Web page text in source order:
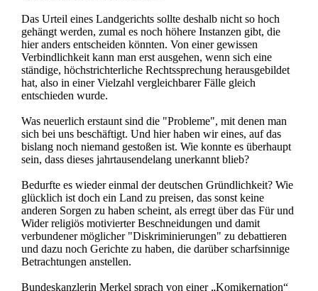
Das Urteil eines Landgerichts sollte deshalb nicht so hoch
gehängt werden, zumal es noch höhere Instanzen gibt, die
hier anders entscheiden könnten. Von einer gewissen
Verbindlichkeit kann man erst ausgehen, wenn sich eine
ständige, höchstrichterliche Rechtssprechung herausgebildet
hat, also in einer Vielzahl vergleichbarer Fälle gleich
entschieden wurde.
Was neuerlich erstaunt sind die "Probleme", mit denen man
sich bei uns beschäftigt. Und hier haben wir eines, auf das
bislang noch niemand gestoßen ist. Wie konnte es überhaupt
sein, dass dieses jahrtausendelang unerkannt blieb?
Bedurfte es wieder einmal der deutschen Gründlichkeit? Wie
glücklich ist doch ein Land zu preisen, das sonst keine
anderen Sorgen zu haben scheint, als erregt über das Für und
Wider religiös motivierter Beschneidungen und damit
verbundener möglicher "Diskriminierungen" zu debattieren
und dazu noch Gerichte zu haben, die darüber scharfsinnige
Betrachtungen anstellen.
Bundeskanzlerin Merkel sprach von einer „Komikernation“